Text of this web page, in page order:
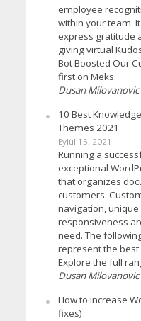
employee
within your team.
express gratitude
giving virtual
Bot Boosted Our
first on Meks.
Dusan Milovanovic
10 Best
Themes 2021
Eylül 15, 2021
Running a
exceptional
that organizes
customers.
navigation,
responsiveness
need. The
represent the
Explore the full
Dusan Milovanovic
How to increase
fixes)